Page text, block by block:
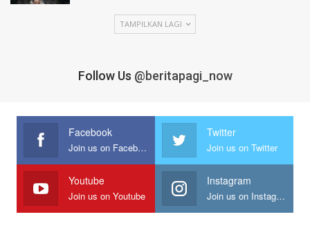
TAMPILKAN LAGI
Follow Us @beritapagi_now
Facebook
Join us on Facebook
Twitter
Join us on Twitter
Youtube
Join us on Youtube
Instagram
Join us on Instagram